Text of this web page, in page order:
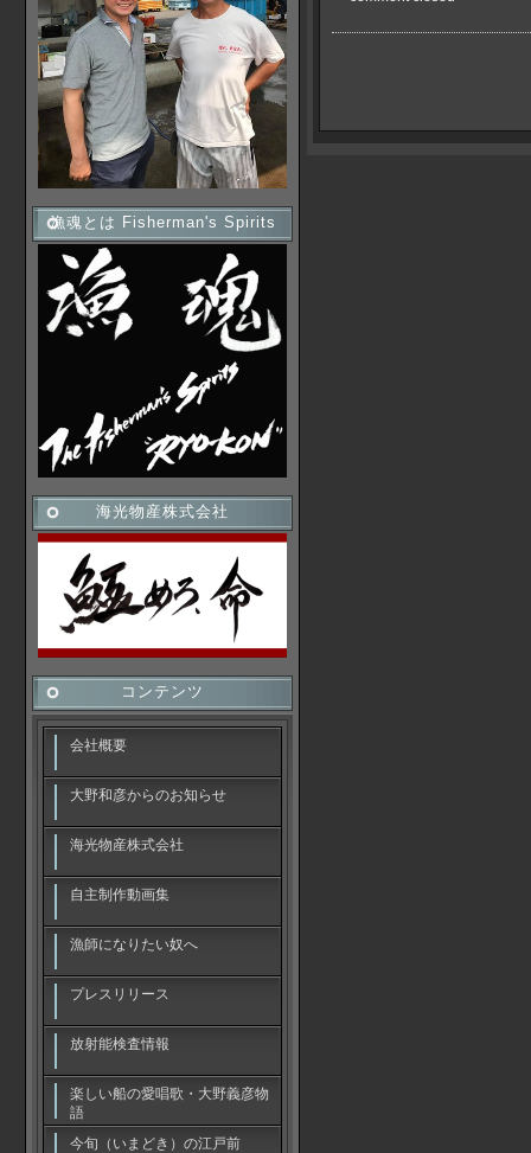
漁魂とは Fisherman's Spirits
海光物産株式会社
コンテンツ
会社概要
大野和彦からのお知らせ
海光物産株式会社
自主制作動画集
漁師になりたい奴へ
プレスリリース
放射能検査情報
楽しい船の愛唱歌・大野義彦物
語
今旬（いまどき）の江戸前